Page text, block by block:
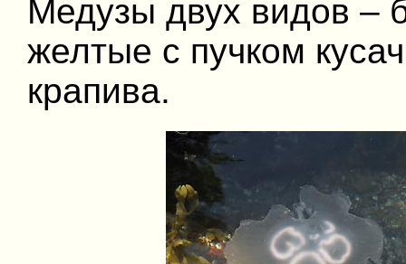
Медузы двух видов –
желтые с пучком
крапива.